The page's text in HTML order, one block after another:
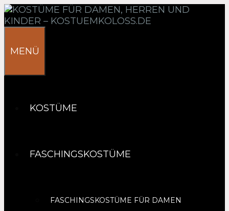
Springe
zum
MENÜ
KOSTÜME
FASCHINGSKOSTÜME
FASCHINGSKOSTÜME FÜR DAMEN